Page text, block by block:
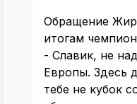
Обращение
итогам
- Славик, не
Европы. Здесь
тебе не кубок